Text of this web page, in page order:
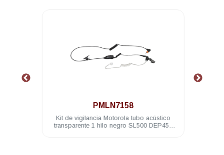
PMLN7158
Kit de vigilancia Motorola tubo acústico
transparente 1 hilo negro SL500 DEP450